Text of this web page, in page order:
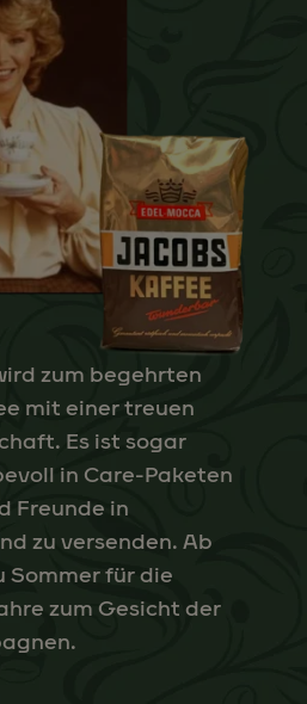
zum begehrten
mit einer treuen
Es ist sogar
in Care-Paketen
Freunde in
zu versenden. Ab
Sommer für die
zum Gesicht der